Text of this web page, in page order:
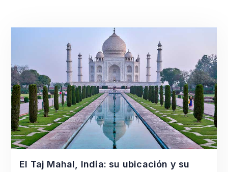
El Taj Mahal, India: su ubicación y su